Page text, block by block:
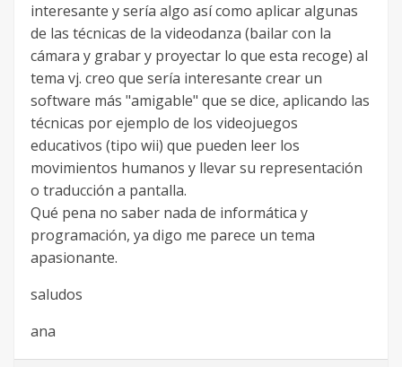
interesante y sería algo así como aplicar algunas
de las técnicas de la videodanza (bailar con la
cámara y grabar y proyectar lo que esta recoge) al
tema vj. creo que sería interesante crear un
software más "amigable" que se dice, aplicando las
técnicas por ejemplo de los videojuegos
educativos (tipo wii) que pueden leer los
movimientos humanos y llevar su representación
o traducción a pantalla.
Qué pena no saber nada de informática y
programación, ya digo me parece un tema
apasionante.
saludos
ana